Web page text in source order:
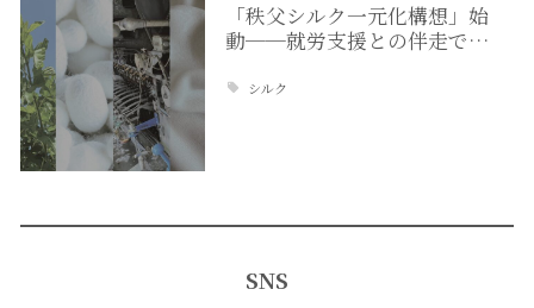
「秩父シルク一元化構想」始
動──就労支援との伴走で…
シルク
SNS